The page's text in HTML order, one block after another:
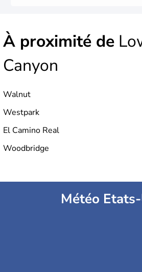
À proximité de
Canyon
Walnut
Westpark
El Camino Real
Woodbridge
Météo